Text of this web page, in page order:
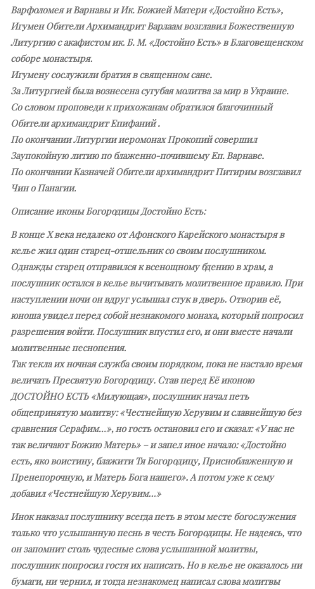
Варфоломея и Варнавы и Ик. Божией Матери «Достойно Есть»,
Игумен Обители Архимандрит Варлаам возглавил Божественную
Литургию с акафистом ик. Б. М. «Достойно Есть» в Благовещенском
соборе монастыря.
Игумену сослужили братия в священном сане.
За Литургией была вознесена сугубая молитва за мир в Украине.
Со словом проповеди к прихожанам обратился благочинный
Обители архимандрит Епифаний .
По окончании Литургии иеромонах Прокопий совершил
Заупокойную литию по блаженно-почившему Еп. Варнаве.
По окончании Казначей Обители архимандрит Питирим возглавил
Чин о Панагии.
Описание иконы Богородицы Достойно Есть:
В конце Х века недалеко от Афонского Карейского монастыря в
келье жил один старец-отшельник со своим послушником.
Однажды старец отправился к всенощному бдению в храм, а
послушник остался в келье вычитывать молитвенное правило. При
наступлении ночи он вдруг услышал стук в дверь. Отворив её,
юноша увидел перед собой незнакомого монаха, который попросил
разрешения войти. Послушник впустил его, и они вместе начали
молитвенные песнопения.
Так текла их ночная служба своим порядком, пока не настало время
величать Пресвятую Богородицу. Став перед Её иконою
ДОСТОЙНО ЕСТЬ «Милующая», послушник начал петь
общепринятую молитву: «Честнейшую Херувим и славнейшую без
сравнения Серафим…», но гость остановил его и сказал: «У нас не
так величают Божию Матерь» – и запел иное начало: «Достойно
есть, яко воистину, блажити Тя Богородицу, Присноблаженную и
Пренепорочную, и Матерь Бога нашего». А потом уже к сему
добавил «Честнейшую Херувим…»
Инок наказал послушнику всегда петь в этом месте богослужения
только что услышанную песнь в честь Богородицы. Не надеясь, что
он запомнит столь чудесные слова услышанной молитвы,
послушник попросил гостя их написать. Но в келье не оказалось ни
бумаги, ни чернил, и тогда незнакомец написал слова молитвы